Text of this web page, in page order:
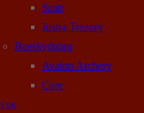
Scatt
Justra Trezory
Bueskydning
Avalon Archery
Core
os